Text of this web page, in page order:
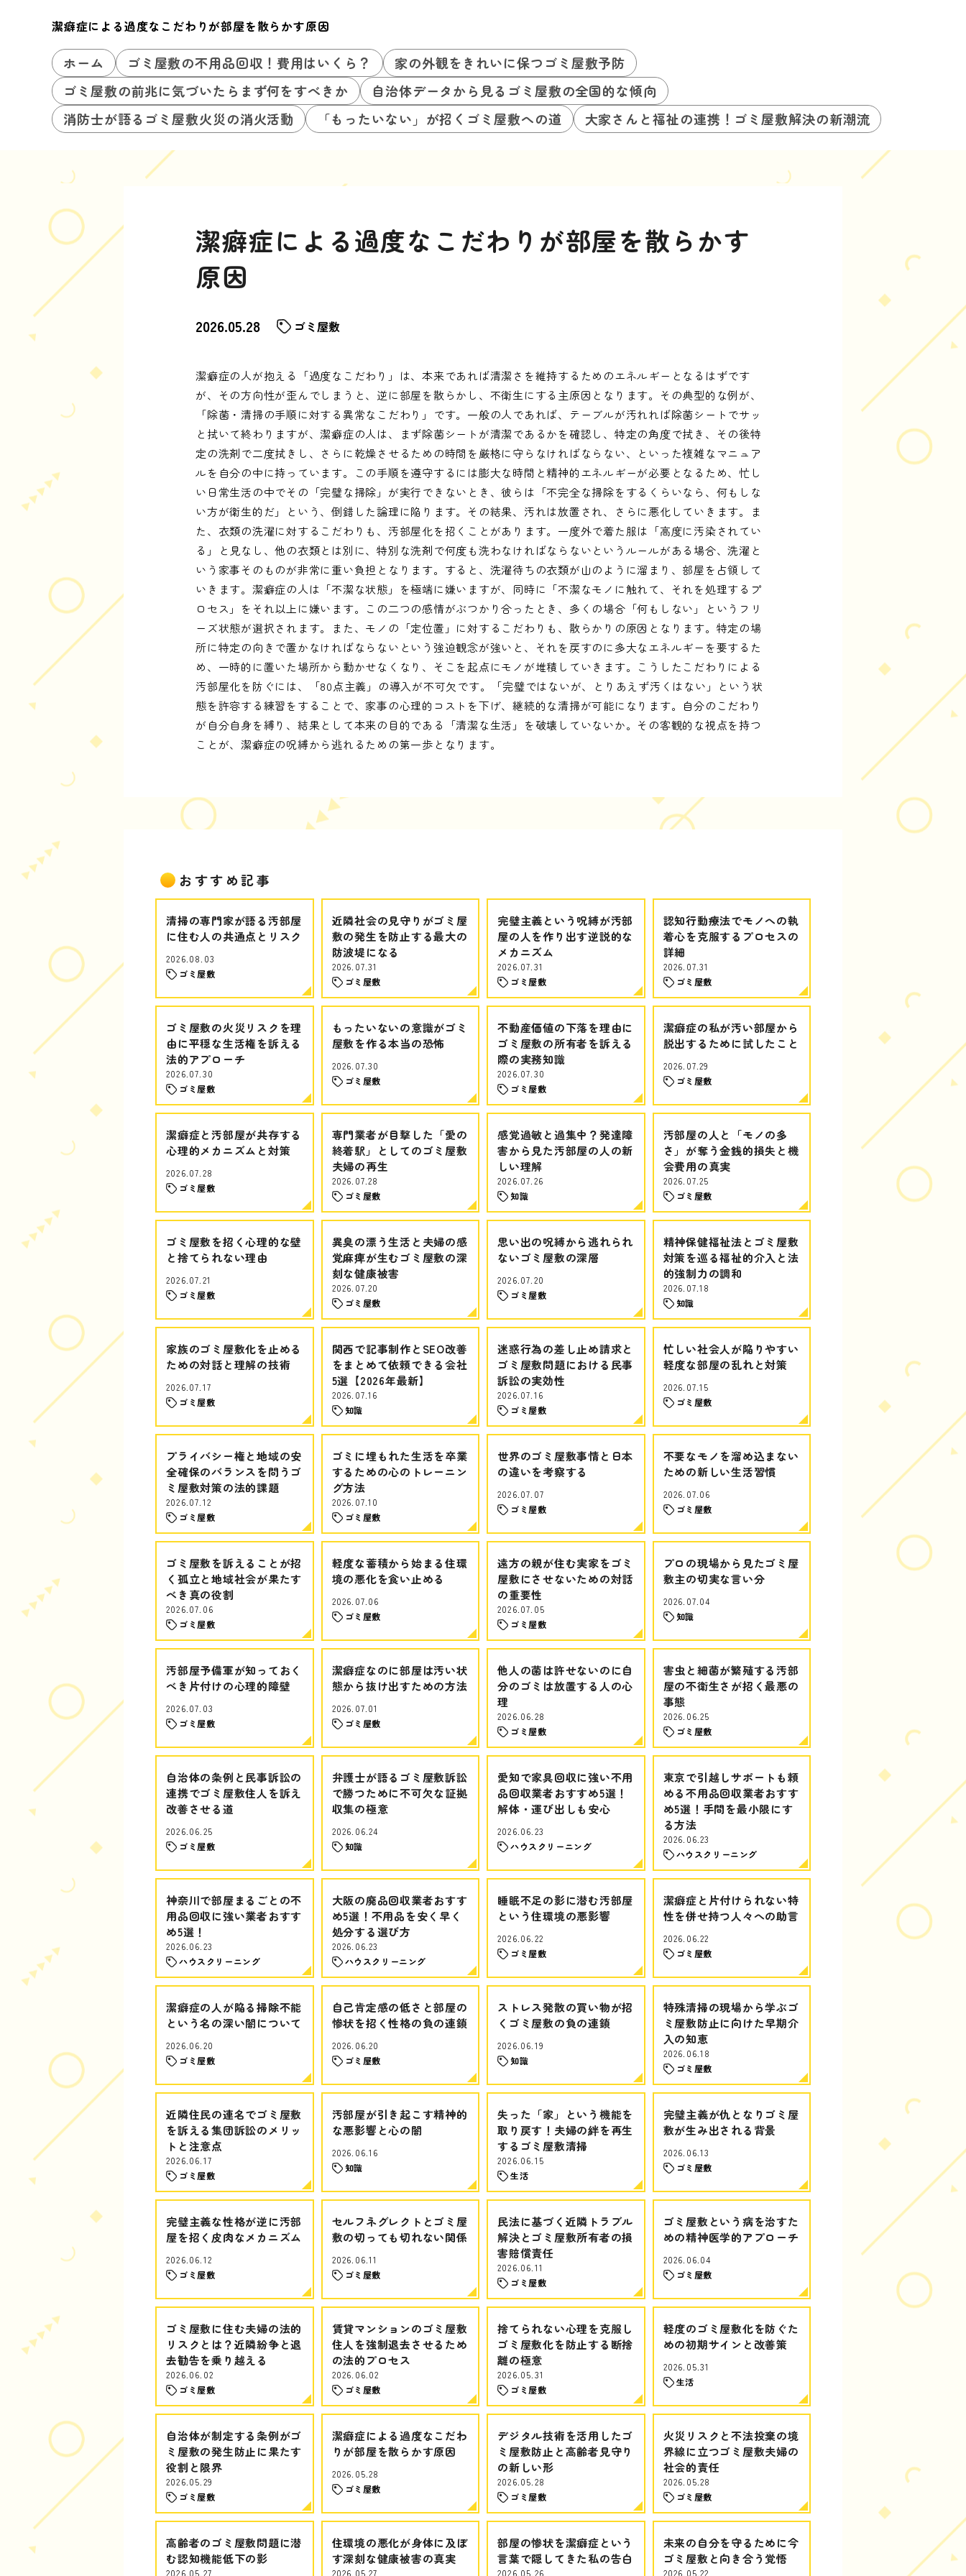
潔癖症による過度なこだわりが部屋を散らかす原因
ホーム ゴミ屋敷の不用品回収！費用はいくら？
家の外観をきれいに保つゴミ屋敷予防
ゴミ屋敷の前兆に気づいたらまず何をすべきか
自治体データから見るゴミ屋敷の全国的な傾向
消防士が語るゴミ屋敷火災の消火活動
「もったいない」が招くゴミ屋敷への道 大家さんと福祉の連携！ゴミ屋敷解決の新潮流
潔癖症による過度なこだわりが部屋を散らかす
原因
2026.05.28 ゴミ屋敷
潔癖症の人が抱える「過度なこだわり」は、本来であれば清潔さを維持するためのエネルギーとなるはずです
が、その方向性が歪んでしまうと、逆に部屋を散らかし、不衛生にする主原因となります。その典型的な例が、
「除菌・清掃の手順に対する異常なこだわり」です。一般の人であれば、テーブルが汚れれば除菌シートでサッ
と拭いて終わりますが、潔癖症の人は、まず除菌シートが清潔であるかを確認し、特定の角度で拭き、その後特
定の洗剤で二度拭きし、さらに乾燥させるための時間を厳格に守らなければならない、といった複雑なマニュア
ルを自分の中に持っています。この手順を遵守するには膨大な時間と精神的エネルギーが必要となるため、忙し
い日常生活の中でその「完璧な掃除」が実行できないとき、彼らは「不完全な掃除をするくらいなら、何もしな
い方が衛生的だ」という、倒錯した論理に陥ります。その結果、汚れは放置され、さらに悪化していきます。ま
た、衣類の洗濯に対するこだわりも、汚部屋化を招くことがあります。一度外で着た服は「高度に汚染されてい
る」と見なし、他の衣類とは別に、特別な洗剤で何度も洗わなければならないというルールがある場合、洗濯と
いう家事そのものが非常に重い負担となります。すると、洗濯待ちの衣類が山のように溜まり、部屋を占領して
いきます。潔癖症の人は「不潔な状態」を極端に嫌いますが、同時に「不潔なモノに触れて、それを処理するプ
ロセス」をそれ以上に嫌います。この二つの感情がぶつかり合ったとき、多くの場合「何もしない」というフリ
ーズ状態が選択されます。また、モノの「定位置」に対するこだわりも、散らかりの原因となります。特定の場
所に特定の向きで置かなければならないという強迫観念が強いと、それを戻すのに多大なエネルギーを要するた
め、一時的に置いた場所から動かせなくなり、そこを起点にモノが堆積していきます。こうしたこだわりによる
汚部屋化を防ぐには、「80点主義」の導入が不可欠です。「完璧ではないが、とりあえず汚くはない」という状
態を許容する練習をすることで、家事の心理的コストを下げ、継続的な清掃が可能になります。自分のこだわり
が自分自身を縛り、結果として本来の目的である「清潔な生活」を破壊していないか。その客観的な視点を持つ
ことが、潔癖症の呪縛から逃れるための第一歩となります。
おすすめ記事
清掃の専門家が語る汚部屋
に住む人の共通点とリスク
2026.08.03
ゴミ屋敷
近隣社会の見守りがゴミ屋
敷の発生を防止する最大の
防波堤になる
2026.07.31
ゴミ屋敷
完璧主義という呪縛が汚部
屋の人を作り出す逆説的な
メカニズム
2026.07.31
ゴミ屋敷
認知行動療法でモノへの執
着心を克服するプロセスの
詳細
2026.07.31
ゴミ屋敷
ゴミ屋敷の火災リスクを理
由に平穏な生活権を訴える
法的アプローチ
2026.07.30
ゴミ屋敷
もったいないの意識がゴミ
屋敷を作る本当の恐怖
2026.07.30
ゴミ屋敷
不動産価値の下落を理由に
ゴミ屋敷の所有者を訴える
際の実務知識
2026.07.30
ゴミ屋敷
潔癖症の私が汚い部屋から
脱出するために試したこと
2026.07.29
ゴミ屋敷
潔癖症と汚部屋が共存する
心理的メカニズムと対策
2026.07.28
ゴミ屋敷
専門業者が目撃した「愛の
終着駅」としてのゴミ屋敷
夫婦の再生
2026.07.28
ゴミ屋敷
感覚過敏と過集中？発達障
害から見た汚部屋の人の新
しい理解
2026.07.26
知識
汚部屋の人と「モノの多
さ」が奪う金銭的損失と機
会費用の真実
2026.07.25
ゴミ屋敷
ゴミ屋敷を招く心理的な壁
と捨てられない理由
2026.07.21
ゴミ屋敷
異臭の漂う生活と夫婦の感
覚麻痺が生むゴミ屋敷の深
刻な健康被害
2026.07.20
ゴミ屋敷
思い出の呪縛から逃れられ
ないゴミ屋敷の深層
2026.07.20
ゴミ屋敷
精神保健福祉法とゴミ屋敷
対策を巡る福祉的介入と法
的強制力の調和
2026.07.18
知識
家族のゴミ屋敷化を止める
ための対話と理解の技術
2026.07.17
ゴミ屋敷
関西で記事制作とSEO改善
をまとめて依頼できる会社
5選【2026年最新】
2026.07.16
知識
迷惑行為の差し止め請求と
ゴミ屋敷問題における民事
訴訟の実効性
2026.07.16
ゴミ屋敷
忙しい社会人が陥りやすい
軽度な部屋の乱れと対策
2026.07.15
ゴミ屋敷
プライバシー権と地域の安
全確保のバランスを問うゴ
ミ屋敷対策の法的課題
2026.07.12
ゴミ屋敷
ゴミに埋もれた生活を卒業
するための心のトレーニン
グ方法
2026.07.10
ゴミ屋敷
世界のゴミ屋敷事情と日本
の違いを考察する
2026.07.07
ゴミ屋敷
不要なモノを溜め込まない
ための新しい生活習慣
2026.07.06
ゴミ屋敷
ゴミ屋敷を訴えることが招
く孤立と地域社会が果たす
べき真の役割
2026.07.06
ゴミ屋敷
軽度な蓄積から始まる住環
境の悪化を食い止める
2026.07.06
ゴミ屋敷
遠方の親が住む実家をゴミ
屋敷にさせないための対話
の重要性
2026.07.05
ゴミ屋敷
プロの現場から見たゴミ屋
敷主の切実な言い分
2026.07.04
知識
汚部屋予備軍が知っておく
べき片付けの心理的障壁
2026.07.03
ゴミ屋敷
潔癖症なのに部屋は汚い状
態から抜け出すための方法
2026.07.01
ゴミ屋敷
他人の菌は許せないのに自
分のゴミは放置する人の心
理
2026.06.28
ゴミ屋敷
害虫と細菌が繁殖する汚部
屋の不衛生さが招く最悪の
事態
2026.06.25
ゴミ屋敷
自治体の条例と民事訴訟の
連携でゴミ屋敷住人を訴え
改善させる道
2026.06.25
ゴミ屋敷
弁護士が語るゴミ屋敷訴訟
で勝つために不可欠な証拠
収集の極意
2026.06.24
知識
愛知で家具回収に強い不用
品回収業者おすすめ5選！
解体・運び出しも安心
2026.06.23
ハウスクリーニング
東京で引越しサポートも頼
める不用品回収業者おすす
め5選！手間を最小限にす
る方法
2026.06.23
ハウスクリーニング
神奈川で部屋まるごとの不
用品回収に強い業者おすす
め5選！
2026.06.23
ハウスクリーニング
大阪の廃品回収業者おすす
め5選！不用品を安く早く
処分する選び方
2026.06.23
ハウスクリーニング
睡眠不足の影に潜む汚部屋
という住環境の悪影響
2026.06.22
ゴミ屋敷
潔癖症と片付けられない特
性を併せ持つ人々への助言
2026.06.22
ゴミ屋敷
潔癖症の人が陥る掃除不能
という名の深い闇について
2026.06.20
ゴミ屋敷
自己肯定感の低さと部屋の
惨状を招く性格の負の連鎖
2026.06.20
ゴミ屋敷
ストレス発散の買い物が招
くゴミ屋敷の負の連鎖
2026.06.19
知識
特殊清掃の現場から学ぶゴ
ミ屋敷防止に向けた早期介
入の知恵
2026.06.18
ゴミ屋敷
近隣住民の連名でゴミ屋敷
を訴える集団訴訟のメリッ
トと注意点
2026.06.17
ゴミ屋敷
汚部屋が引き起こす精神的
な悪影響と心の闇
2026.06.16
知識
失った「家」という機能を
取り戻す！夫婦の絆を再生
するゴミ屋敷清掃
2026.06.15
生活
完璧主義が仇となりゴミ屋
敷が生み出される背景
2026.06.13
ゴミ屋敷
完璧主義な性格が逆に汚部
屋を招く皮肉なメカニズム
2026.06.12
ゴミ屋敷
セルフネグレクトとゴミ屋
敷の切っても切れない関係
2026.06.11
ゴミ屋敷
民法に基づく近隣トラブル
解決とゴミ屋敷所有者の損
害賠償責任
2026.06.11
ゴミ屋敷
ゴミ屋敷という病を治すた
めの精神医学的アプローチ
2026.06.04
ゴミ屋敷
ゴミ屋敷に住む夫婦の法的
リスクとは？近隣紛争と退
去勧告を乗り越える
2026.06.02
ゴミ屋敷
賃貸マンションのゴミ屋敷
住人を強制退去させるため
の法的プロセス
2026.06.02
ゴミ屋敷
捨てられない心理を克服し
ゴミ屋敷化を防止する断捨
離の極意
2026.05.31
ゴミ屋敷
軽度のゴミ屋敷化を防ぐた
めの初期サインと改善策
2026.05.31
生活
自治体が制定する条例がゴ
ミ屋敷の発生防止に果たす
役割と限界
2026.05.29
ゴミ屋敷
潔癖症による過度なこだわ
りが部屋を散らかす原因
2026.05.28
ゴミ屋敷
デジタル技術を活用したゴ
ミ屋敷防止と高齢者見守り
の新しい形
2026.05.28
ゴミ屋敷
火災リスクと不法投棄の境
界線に立つゴミ屋敷夫婦の
社会的責任
2026.05.28
ゴミ屋敷
高齢者のゴミ屋敷問題に潜
む認知機能低下の影
2026.05.27
住環境の悪化が身体に及ぼ
す深刻な健康被害の真実
2026.05.27
部屋の惨状を潔癖症という
言葉で隠してきた私の告白
2026.05.26
未来の自分を守るために今
ゴミ屋敷と向き合う覚悟
2026.05.22